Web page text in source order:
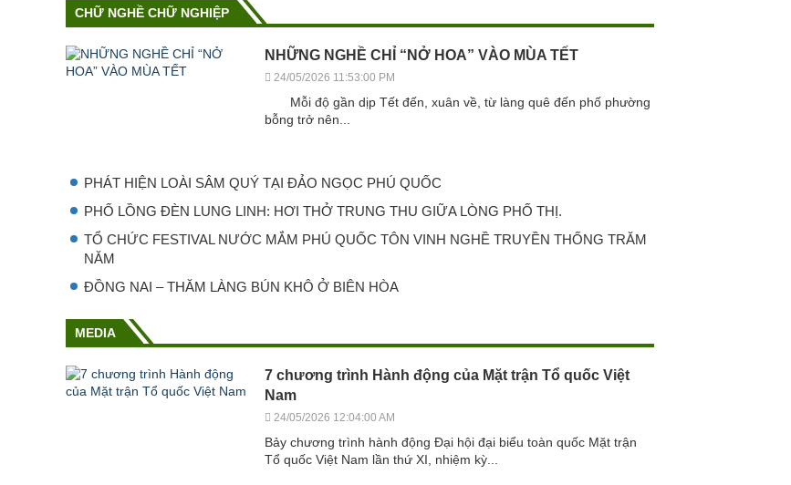
CHỮ NGHỀ CHỮ NGHIỆP
NHỮNG NGHỀ CHỈ “NỞ HOA” VÀO MÙA TẾT
24/05/2026 11:53:00 PM
Mỗi độ gần dịp Tết đến, xuân về, từ làng quê đến phố phường
bỗng trở nên...
PHÁT HIỆN LOÀI SÂM QUÝ TẠI ĐẢO NGỌC PHÚ QUỐC
PHỐ LỒNG ĐÈN LUNG LINH: HƠI THỞ TRUNG THU GIỮA LÒNG PHỐ THỊ.
TỔ CHỨC FESTIVAL NƯỚC MẮM PHÚ QUỐC TÔN VINH NGHỀ TRUYỀN THỐNG TRĂM
NĂM
ĐỒNG NAI – THĂM LÀNG BÚN KHÔ Ở BIÊN HÒA
MEDIA
7 chương trình Hành động của Mặt trận Tổ quốc Việt
Nam
24/05/2026 12:04:00 AM
Bảy chương trình hành động Đại hội đại biểu toàn quốc Mặt trận
Tổ quốc Việt Nam lần thứ XI, nhiệm kỳ...